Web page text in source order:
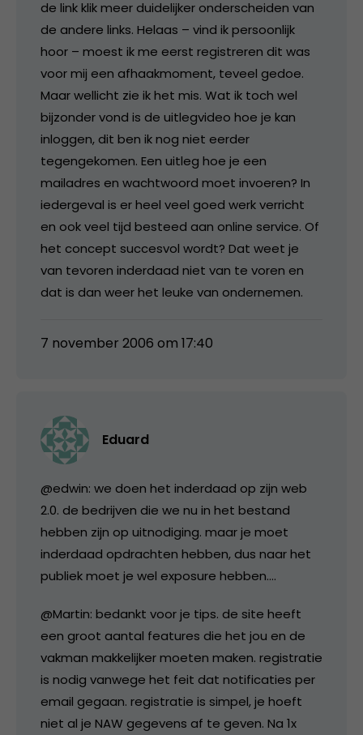
de link klik meer duidelijker onderscheiden van
de andere links. Helaas – vind ik persoonlijk
hoor – moest ik me eerst registreren dit was
voor mij een afhaakmoment, teveel gedoe.
Maar wellicht zie ik het mis. Wat ik toch wel
bijzonder vond is de uitlegvideo hoe je kan
inloggen, dit ben ik nog niet eerder
tegengekomen. Een uitleg hoe je een
mailadres en wachtwoord moet invoeren? In
iedergeval is er heel veel goed werk verricht
en ook veel tijd besteed aan online service. Of
het concept succesvol wordt? Dat weet je
van tevoren inderdaad niet van te voren en
dat is dan weer het leuke van ondernemen.
7 november 2006 om 17:40
Eduard
@edwin: we doen het inderdaad op zijn web
2.0. de bedrijven die we nu in het bestand
hebben zijn op uitnodiging. maar je moet
inderdaad opdrachten hebben, dus naar het
publiek moet je wel exposure hebben….
@Martin: bedankt voor je tips. de site heeft
een groot aantal features die het jou en de
vakman makkelijker moeten maken. registratie
is nodig vanwege het feit dat notificaties per
email gegaan. registratie is simpel, je hoeft
niet al je NAW gegevens af te geven. Na 1x